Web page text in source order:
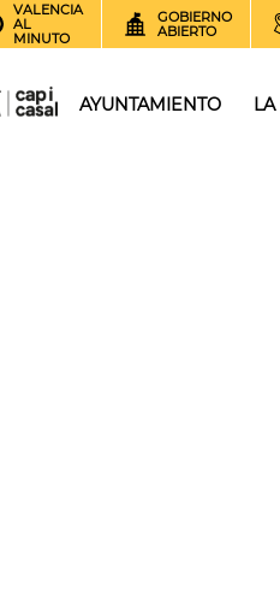
VALENCIA
AL
MINUTO
GOBIERNO
ABIERTO
AYUNTAMIENTO